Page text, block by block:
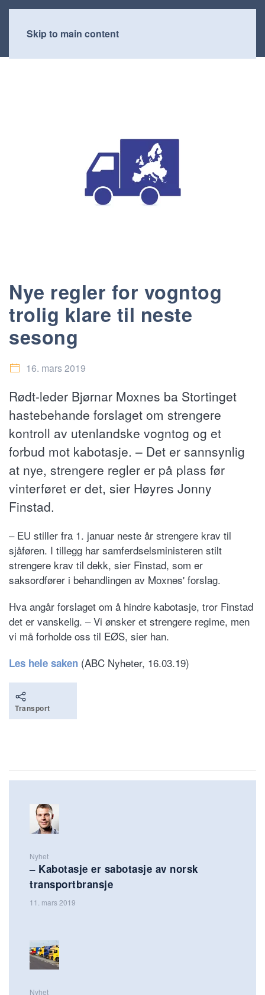
Skip to main content
Nye regler for vogntog
trolig klare til neste
sesong
16. mars 2019
Rødt-leder Bjørnar Moxnes ba Stortinget
hastebehande forslaget om strengere
kontroll av utenlandske vogntog og et
forbud mot kabotasje. – Det er sannsynlig
at nye, strengere regler er på plass før
vinterføret er det, sier Høyres Jonny
Finstad.
– EU stiller fra 1. januar neste år strengere krav til
sjåføren. I tillegg har samferdselsministeren stilt
strengere krav til dekk, sier Finstad, som er
saksordfører i behandlingen av Moxnes' forslag.
Hva angår forslaget om å hindre kabotasje, tror Finstad
det er vanskelig. – Vi ønsker et strengere regime, men
vi må forholde oss til EØS, sier han.
Les hele saken (ABC Nyheter, 16.03.19)
Transport
Nyhet
– Kabotasje er sabotasje av norsk
transportbransje
11. mars 2019
Nyhet